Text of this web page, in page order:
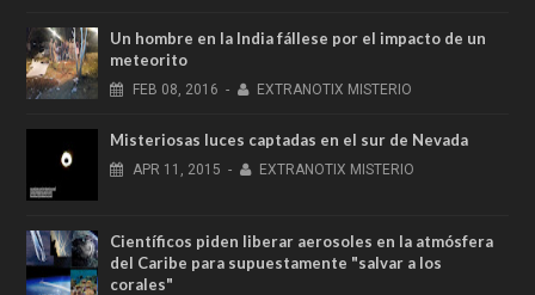
Un hombre en la India fállese por el impacto de un
meteorito
FEB 08, 2016 - EXTRANOTIX MISTERIO
Misteriosas luces captadas en el sur de Nevada
APR 11, 2015 - EXTRANOTIX MISTERIO
Científicos piden liberar aerosoles en la atmósfera
del Caribe para supuestamente "salvar a los
corales"